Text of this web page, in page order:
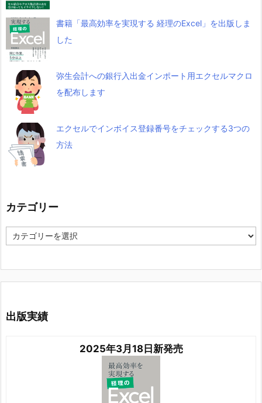
書籍「最高効率を実現する 経理のExcel」を出版しま
した
弥生会計への銀行入出金インポート用エクセルマクロ
を配布します
エクセルでインボイス登録番号をチェックする3つの
方法
カテゴリー
テ
リ
出版実績
2025年3月18日新発売